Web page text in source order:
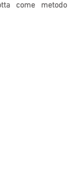
come metodo